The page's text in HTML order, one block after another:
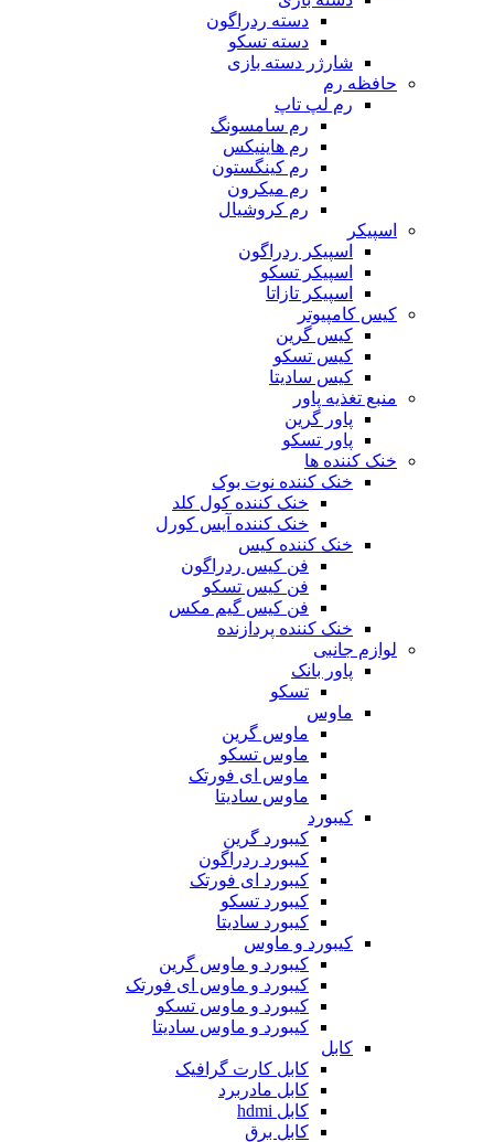
دسته ردراگون
دسته تسکو
شارژر دسته بازی
حافظه رم
رم لپ تاپ
رم سامسونگ
رم هاینیکس
رم کینگستون
رم میکرون
رم کروشیال
اسپیکر
اسپیکر ردراگون
اسپیکر تسکو
اسپیکر تازاتا
کیس کامپیوتر
کیس گرین
کیس تسکو
کیس سادیتا
منبع تغذیه‌ پاور
پاور گرین
پاور تسکو
خنک کننده ها
خنک کننده نوت بوک
خنک کننده کول کلد
خنک کننده آیس کورل
خنک کننده کیس
فن کیس ردراگون
فن کیس تسکو
فن کیس گیم مکس
خنک کننده پردازنده
لوازم جانبی
پاور بانک
تسکو
ماوس
ماوس گرین
ماوس تسکو
ماوس ای فورتک
ماوس سادیتا
کیبورد
کیبورد گرین
کیبورد ردراگون
کیبورد ای فورتک
کیبورد تسکو
کیبورد سادیتا
کیبورد و ماوس
کیبورد و ماوس گرین
کیبورد و ماوس ای فورتک
کیبورد و ماوس تسکو
کیبورد و ماوس سادیتا
کابل
کابل کارت گرافیک
کابل مادربرد
کابل hdmi
کابل برق